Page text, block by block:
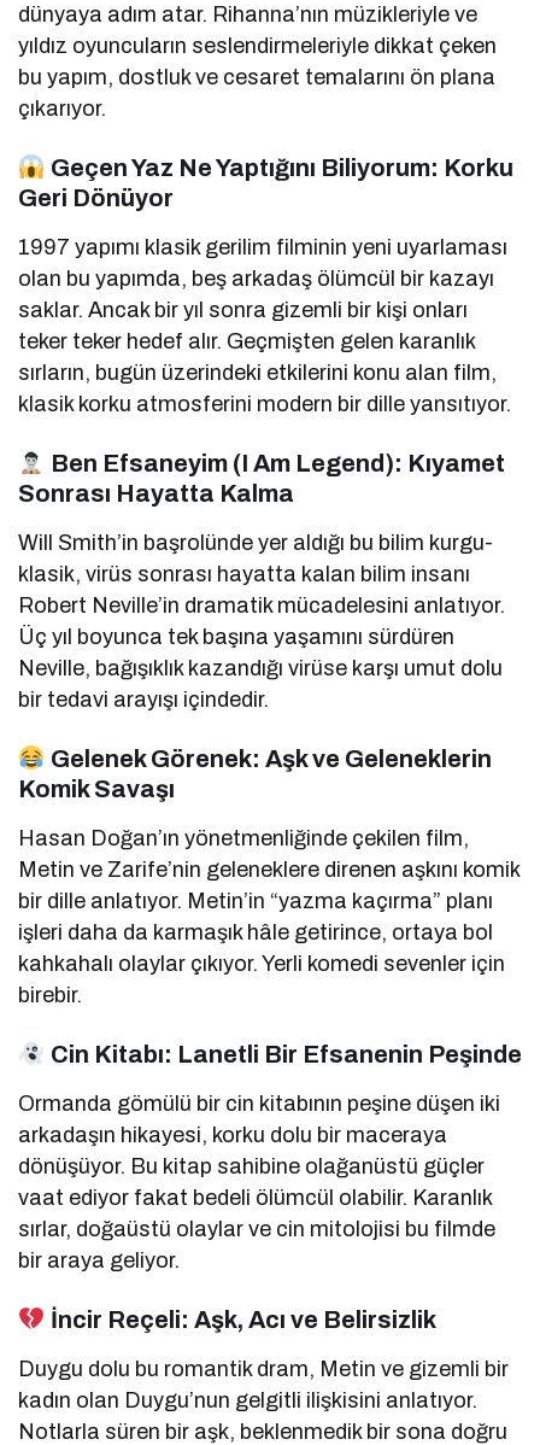
dünyaya adım atar. Rihanna’nın müzikleriyle ve
yıldız oyuncuların seslendirmeleriyle dikkat çeken
bu yapım, dostluk ve cesaret temalarını ön plana
çıkarıyor.
Geçen Yaz Ne Yaptığını Biliyorum: Korku
Geri Dönüyor
1997 yapımı klasik gerilim filminin yeni uyarlaması
olan bu yapımda, beş arkadaş ölümcül bir kazayı
saklar. Ancak bir yıl sonra gizemli bir kişi onları
teker teker hedef alır. Geçmişten gelen karanlık
sırların, bugün üzerindeki etkilerini konu alan film,
klasik korku atmosferini modern bir dille yansıtıyor.
Ben Efsaneyim (I Am Legend): Kıyamet
Sonrası Hayatta Kalma
Will Smith’in başrolünde yer aldığı bu bilim kurgu-
klasik, virüs sonrası hayatta kalan bilim insanı
Robert Neville’in dramatik mücadelesini anlatıyor.
Üç yıl boyunca tek başına yaşamını sürdüren
Neville, bağışıklık kazandığı virüse karşı umut dolu
bir tedavi arayışı içindedir.
Gelenek Görenek: Aşk ve Geleneklerin
Komik Savaşı
Hasan Doğan’ın yönetmenliğinde çekilen film,
Metin ve Zarife’nin geleneklere direnen aşkını komik
bir dille anlatıyor. Metin’in “yazma kaçırma” planı
işleri daha da karmaşık hâle getirince, ortaya bol
kahkahalı olaylar çıkıyor. Yerli komedi sevenler için
birebir.
Cin Kitabı: Lanetli Bir Efsanenin Peşinde
Ormanda gömülü bir cin kitabının peşine düşen iki
arkadaşın hikayesi, korku dolu bir maceraya
dönüşüyor. Bu kitap sahibine olağanüstü güçler
vaat ediyor fakat bedeli ölümcül olabilir. Karanlık
sırlar, doğaüstü olaylar ve cin mitolojisi bu filmde
bir araya geliyor.
İncir Reçeli: Aşk, Acı ve Belirsizlik
Duygu dolu bu romantik dram, Metin ve gizemli bir
kadın olan Duygu’nun gelgitli ilişkisini anlatıyor.
Notlarla süren bir aşk, beklenmedik bir sona doğru